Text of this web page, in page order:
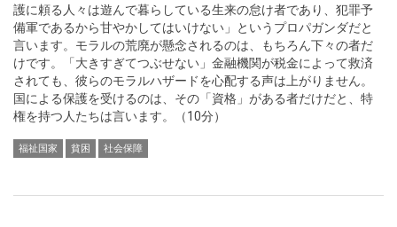
護に頼る人々は遊んで暮らしている生来の怠け者であり、犯罪予
備軍であるから甘やかしてはいけない」というプロパガンダだと
言います。モラルの荒廃が懸念されるのは、もちろん下々の者だ
けです。「大きすぎてつぶせない」金融機関が税金によって救済
されても、彼らのモラルハザードを心配する声は上がりません。
国による保護を受けるのは、その「資格」がある者だけだと、特
権を持つ人たちは言います。（10分）
福祉国家 貧困 社会保障